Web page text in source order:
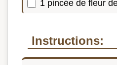
1 pincée de fleur
Instructions: